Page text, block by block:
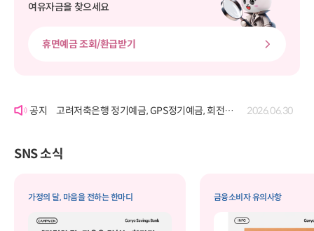
여유자금을 찾으세요
휴면예금 조회/환급받기
고려저축은행 정기예금, GPS정기예금, 회전정기예금, GPS회전정기예금, 자유적립예금, 퇴직연금정기예금, 보고파플러스 파킹통장(기업포함)의 금리 변경 공시
2026.06.30
SNS 소식
가정의 달, 마음을 전하는 한마디 금융소비자 유의사항